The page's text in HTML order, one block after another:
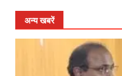
अन्य खबरें